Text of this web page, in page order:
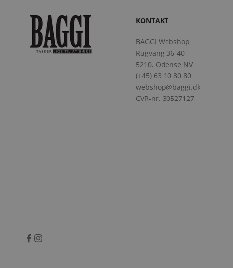
KONTAKT
BAGGI Webshop
Rugvang 36-40
5210, Odense NV
(+45) 63 10 80 80
webshop@baggi.dk
CVR-nr. 30527127